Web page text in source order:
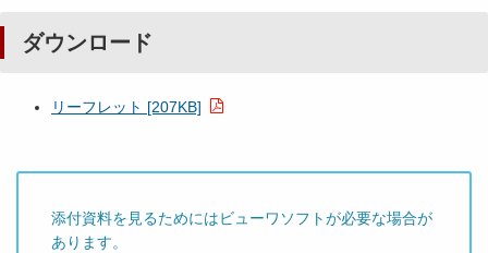
ダウンロード
リーフレット [207KB]
添付資料を見るためにはビューワソフトが必要な場合が
あります。